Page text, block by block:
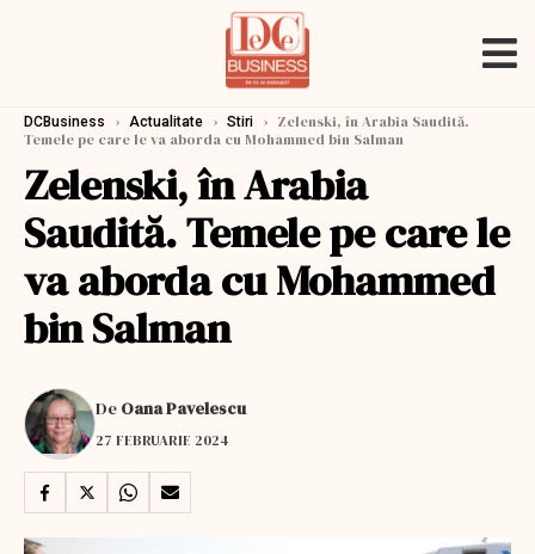
DCBusiness › Actualitate › Stiri › Zelenski, în Arabia Saudită.
Temele pe care le va aborda cu Mohammed bin Salman
Zelenski, în Arabia
Saudită. Temele pe care le
va aborda cu Mohammed
bin Salman
De Oana Pavelescu
27 FEBRUARIE 2024